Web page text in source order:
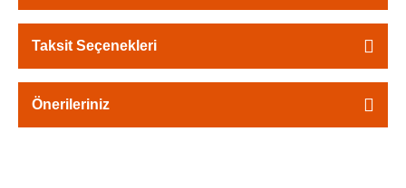
Taksit Seçenekleri
Önerileriniz